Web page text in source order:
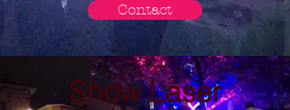
Contact
Show Laser